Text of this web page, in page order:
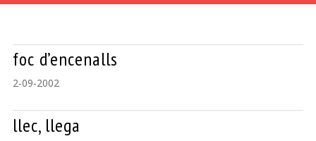
foc d’encenalls
2-09-2002
llec, llega